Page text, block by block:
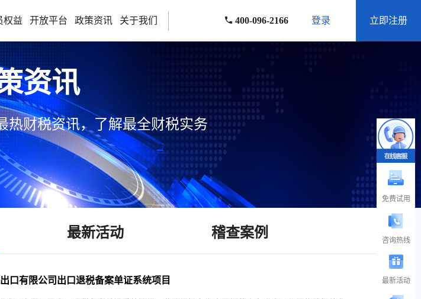
权益 开放平台 政策资讯 关于我们 400-096-2166 登录 立即注册
资讯
热财税资讯，了解最全财税实务
最新活动 稽查案例
口有限公司出口退税备案单证系统项目
免费试用
咨询热线
最新活动